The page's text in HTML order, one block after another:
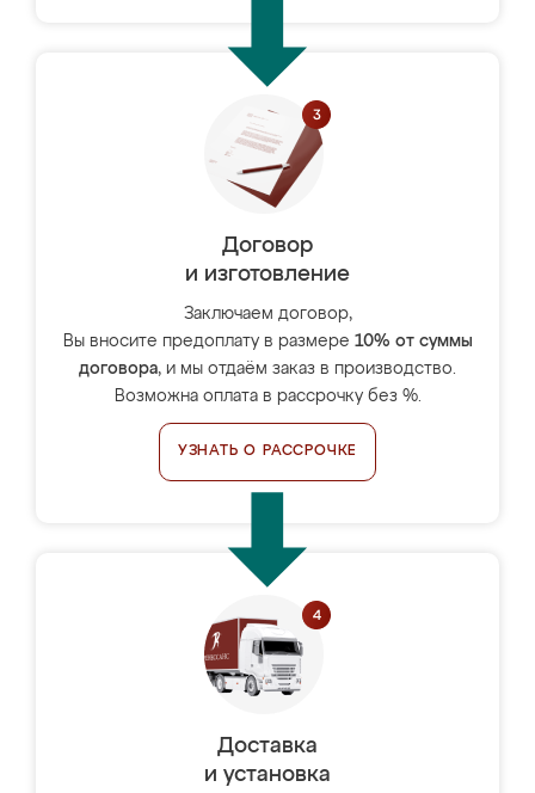
Договор
и изготовление
Заключаем договор,
Вы вносите предоплату в размере 10% от суммы
договора, и мы отдаём заказ в производство.
Возможна оплата в рассрочку без %.
УЗНАТЬ О РАССРОЧКЕ
Доставка
и установка